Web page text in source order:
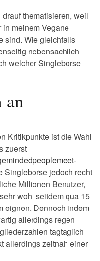
thematisieren, weil
meinem Vegane
sind. Wie gleichfalls
nebensachlich
welcher Singleborse
an
Kritikpunkte ist die Wahl
zuerst
Singleborse jedoch recht
Millionen Benutzer,
wohl seitdem qua 15
eignen. Dennoch indem
allerdings regen
tagtaglich
allerdings zeitnah einer